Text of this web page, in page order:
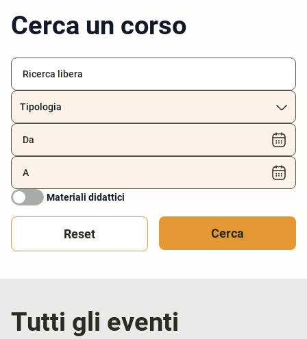
Cerca un corso
Tipologia
Materiali didattici
Reset
Tutti gli eventi